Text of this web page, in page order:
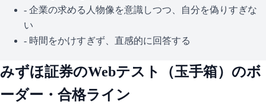
- 企業の求める人物像を意識しつつ、自分を偽りすぎな
い
- 時間をかけすぎず、直感的に回答する
みずほ証券のWebテスト（玉手箱）のボ
ーダー・合格ライン